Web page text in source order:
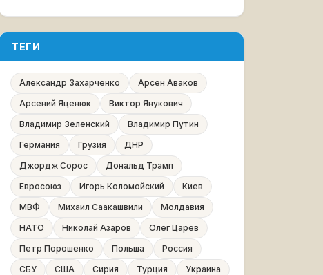
ТЕГИ
Александр Захарченко
Арсен Аваков
Арсений Яценюк
Виктор Янукович
Владимир Зеленский
Владимир Путин
Германия
Грузия
ДНР
Джордж Сорос
Дональд Трамп
Евросоюз
Игорь Коломойский
Киев
МВФ
Михаил Саакашвили
Молдавия
НАТО
Николай Азаров
Олег Царев
Петр Порошенко
Польша
Россия
СБУ
США Сирия Турция
Украина